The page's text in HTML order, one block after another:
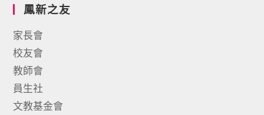
鳳新之友
家長會
校友會
教師會
員生社
文教基金會